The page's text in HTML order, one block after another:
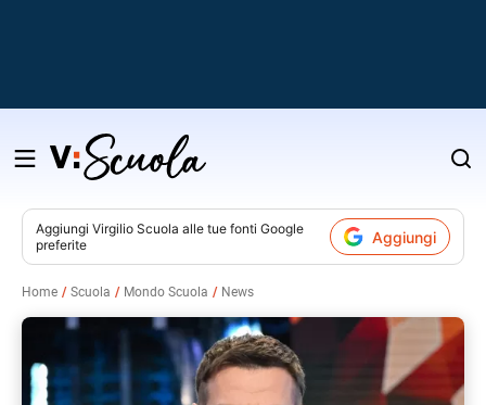
Salta
contenuto
Aggiungi Virgilio Scuola alle tue fonti Google
preferite
Aggiungi
Home Scuola Mondo Scuola News